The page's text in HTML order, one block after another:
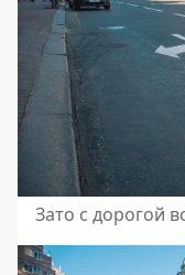
Зато с дорогой